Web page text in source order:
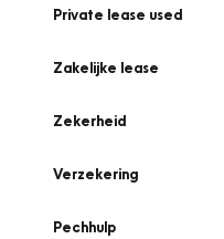
Private lease used
Zakelijke lease
Zekerheid
Verzekering
Pechhulp